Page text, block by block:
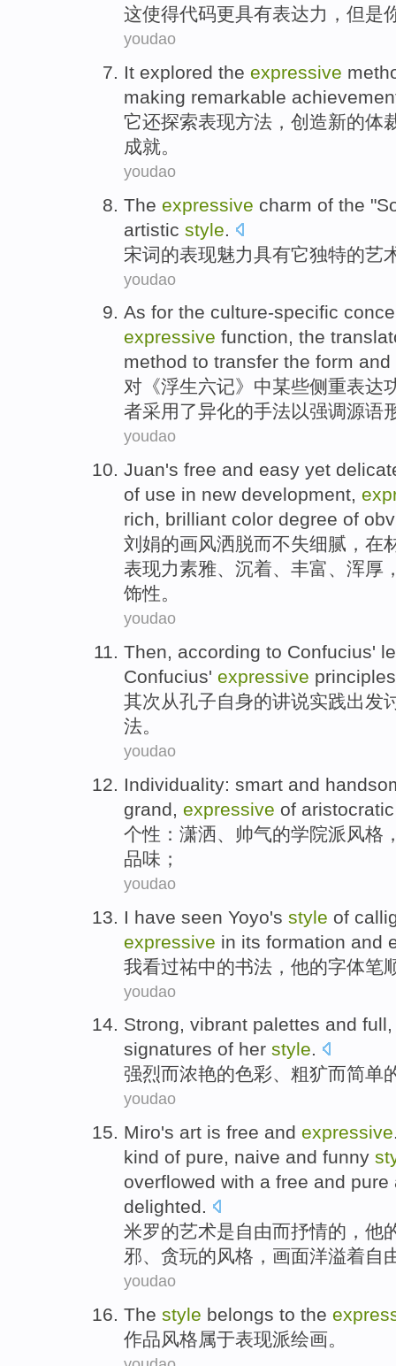
这使得代码更具有表达力 ， 但是
youdao
It explored the expressive
making remarkable
它还探索表现方法 ， 创造新的体
成就。
youdao
The expressive charm of the
artistic style
宋词的表现魅力具有它独特的艺
youdao
As for the culture-specific
expressive function, the
method to transfer the form and
对 《浮生六记》中某些侧重表达
者采用了异化的手法以强调源语
youdao
Juan's free and easy yet
of use in new development,
rich, brilliant color degree of
刘娟的画风洒脱而不失细腻 ， 在
表现力素雅、 沉着、 丰富、 浑厚
饰性。
youdao
Then, according to Confucius'
Confucius' expressive principles
其次 从孔子自身的讲说实践出发
法。
youdao
Individuality: smart and
grand, expressive of aristocratic
个性 ： 潇洒、 帅气的学院派 风格
品味 ；
youdao
I have seen Yoyo's style of
expressive in its formation and
我看过祐中的书法 ， 他的字体笔
youdao
Strong, vibrant palettes and
signatures of her style.
强烈而浓艳的色彩、 粗犷而简单
youdao
Miro's art is free and expressive
kind of pure, naive and funny
overflowed with a free and pure
delighted.
米罗的艺术是自由而抒情的， 他
邪、 贪玩的风格 ， 画面洋溢着自
youdao
The style belongs to the
作品风格属于表现派绘画。